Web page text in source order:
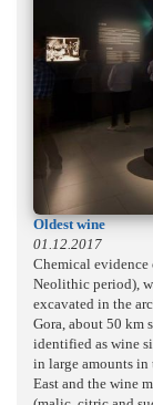
Oldest wine
01.12.2017
Chemical
Neolithic period),
excavated in the
Gora, about 50 km
identified as wine
in large amounts
East and the wine